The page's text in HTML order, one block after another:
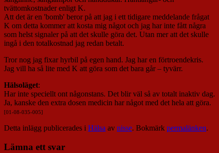
tvättomkostnader enligt K.
Att det är en 'bomb' beror på att jag i ett tidigare meddelande frågat
K om detta kommer att kosta mig något och jag har inte fått några
som helst signaler på att det skulle göra det. Utan mer att det skulle
ingå i den totalkostnad jag redan betalt.
Tror nog jag fixar hyrbil på egen hand. Jag har en förtroendekris.
Jag vill ha så lite med K att göra som det bara går – tyvärr.
Hälsoläget:
Har inte speciellt ont någonstans. Det blir väl så av totalt inaktiv dag.
Ja, kanske den extra dosen medicin har något med det hela att göra.
[01-08-035-005]
Detta inlägg publicerades i Hälsa av nisse. Bokmärk permalänken.
Lämna ett svar